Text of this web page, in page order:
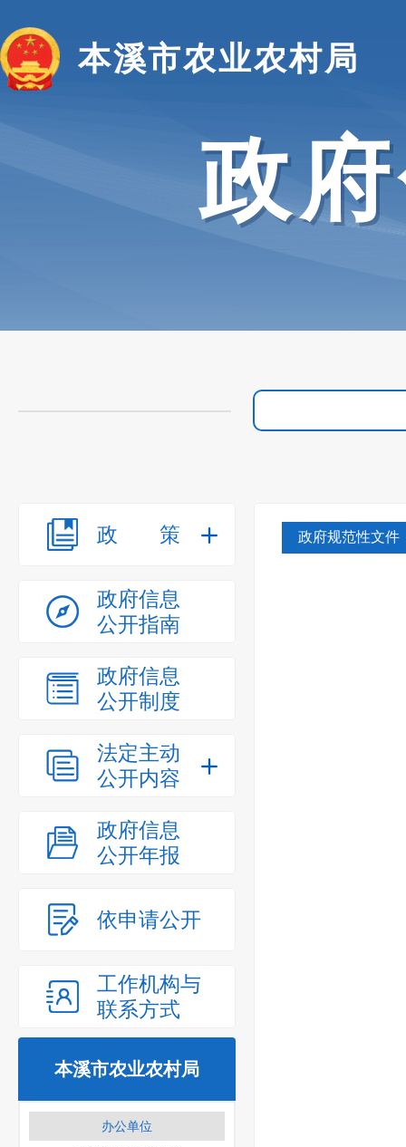
本溪市农业农村局
政
政策
政府信息
公开指南
政府信息
公开制度
法定主动
公开内容
政府信息
公开年报
依申请公开
工作机构与
联系方式
本溪市农业农村局
办公单位
政府规范性文件